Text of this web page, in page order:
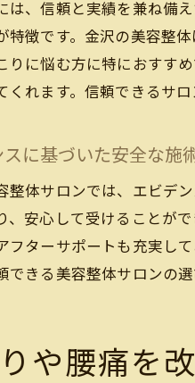
は、信頼と実績を兼ね備
特徴です。金沢の美容整
りに悩む方に特におすす
くれます。信頼できるサ
に基づいた安全な施
整体サロンでは、エビデ
、安心して受けることが
フターサポートも充実し
できる美容整体サロンの
や腰痛を